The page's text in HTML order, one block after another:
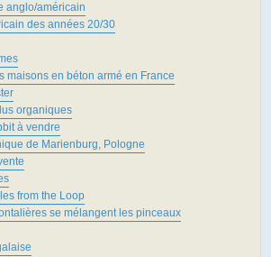
anglo/américain
des années 20/30
maisons en béton armé en France
organiques
à vendre
de Marienburg, Pologne
from the Loop
se mélangent les pinceaux